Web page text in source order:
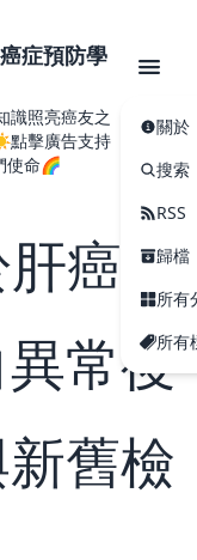
症預防學
照亮癌友之
擊廣告支持
使命🌈
關於
搜索
RSS
歸檔
所有
所有
癌？
常後
舊檢